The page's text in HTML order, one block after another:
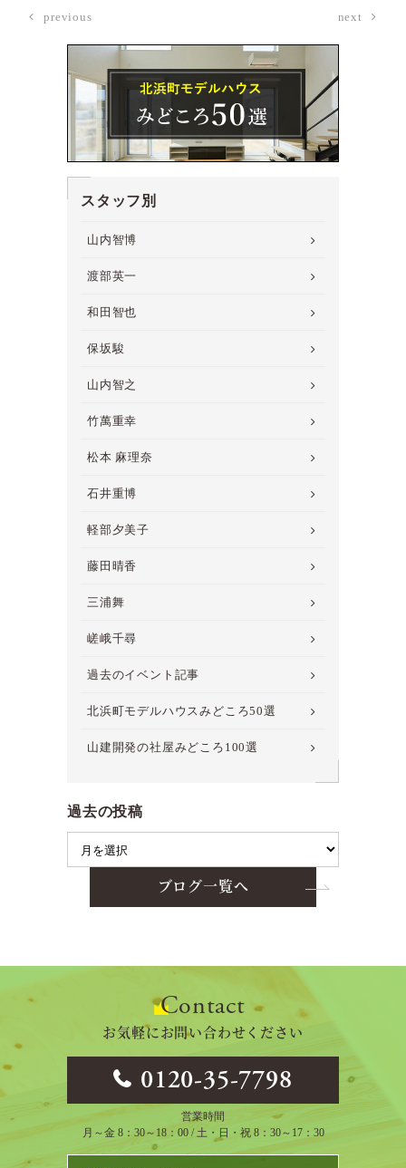
previous next
スタッフ別
山内智博
渡部英一
和田智也
保坂駿
山内智之
竹萬重幸
松本 麻理奈
石井重博
軽部夕美子
藤田晴香
三浦舞
嵯峨千尋
過去のイベント記事
北浜町モデルハウスみどころ50選
山建開発の社屋みどころ100選
過去の投稿
ブログ一覧へ
Contact
お気軽にお問い合わせください
0120-35-7798
営業時間
月～金 8：30～18：00 / 土・日・祝 8：30～17：30